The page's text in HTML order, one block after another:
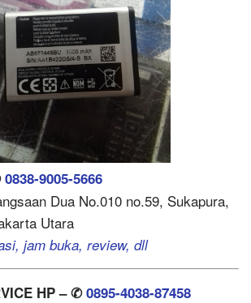
0838-9005-5666
Dua No.010 no.59, Sukapura,
Utara
jam buka, review, dll
HP – ✆0895-4038-87458